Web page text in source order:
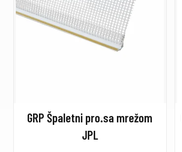
GRP Špaletni pro.sa mrežom
JPL